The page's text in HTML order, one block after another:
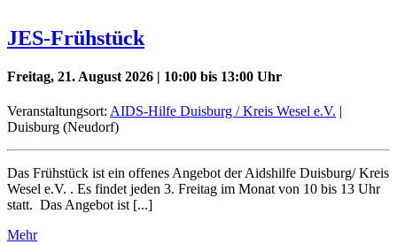
JES-Frühstück
Freitag, 21. August 2026 | 10:00 bis 13:00 Uhr
Veranstaltungsort: AIDS-Hilfe Duisburg / Kreis Wesel e.V. |
Duisburg (Neudorf)
Das Frühstück ist ein offenes Angebot der Aidshilfe Duisburg/ Kreis
Wesel e.V. . Es findet jeden 3. Freitag im Monat von 10 bis 13 Uhr
statt. Das Angebot ist [...]
Mehr